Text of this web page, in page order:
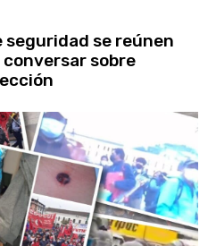
seguridad se reúnen
sobre